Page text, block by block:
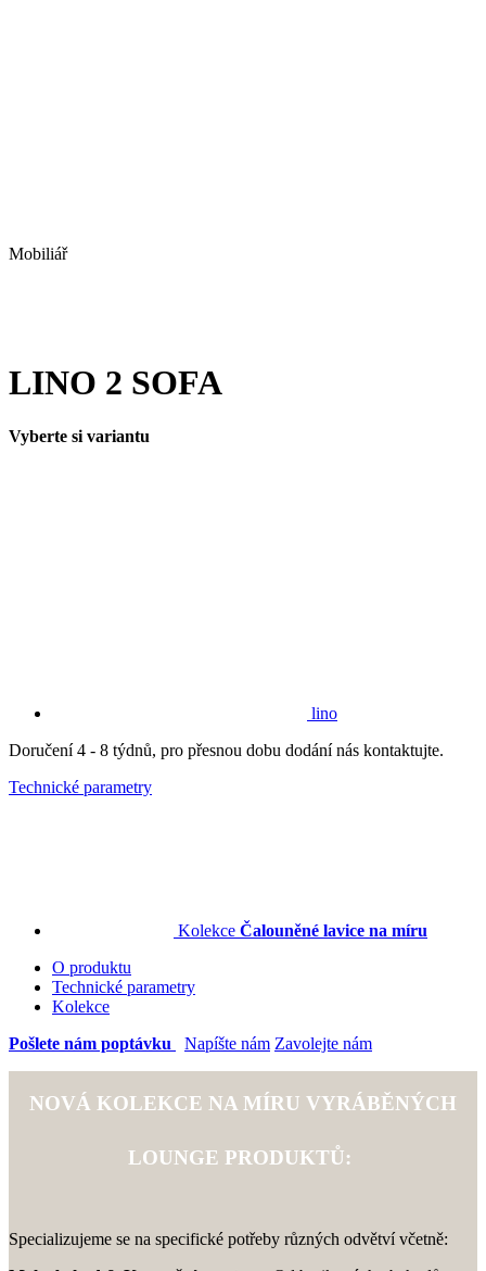
Mobiliář
LINO 2 SOFA
Vyberte si variantu
lino
Doručení 4 - 8 týdnů, pro přesnou dobu dodání nás kontaktujte.
Technické parametry
Kolekce Čalouněné lavice na míru
O produktu
Technické parametry
Kolekce
Pošlete nám poptávku
Napíšte nám Zavolejte nám
NOVÁ KOLEKCE NA MÍRU VYRÁBĚNÝCH
LOUNGE PRODUKTŮ:
Specializujeme se na specifické potřeby různých odvětví včetně: